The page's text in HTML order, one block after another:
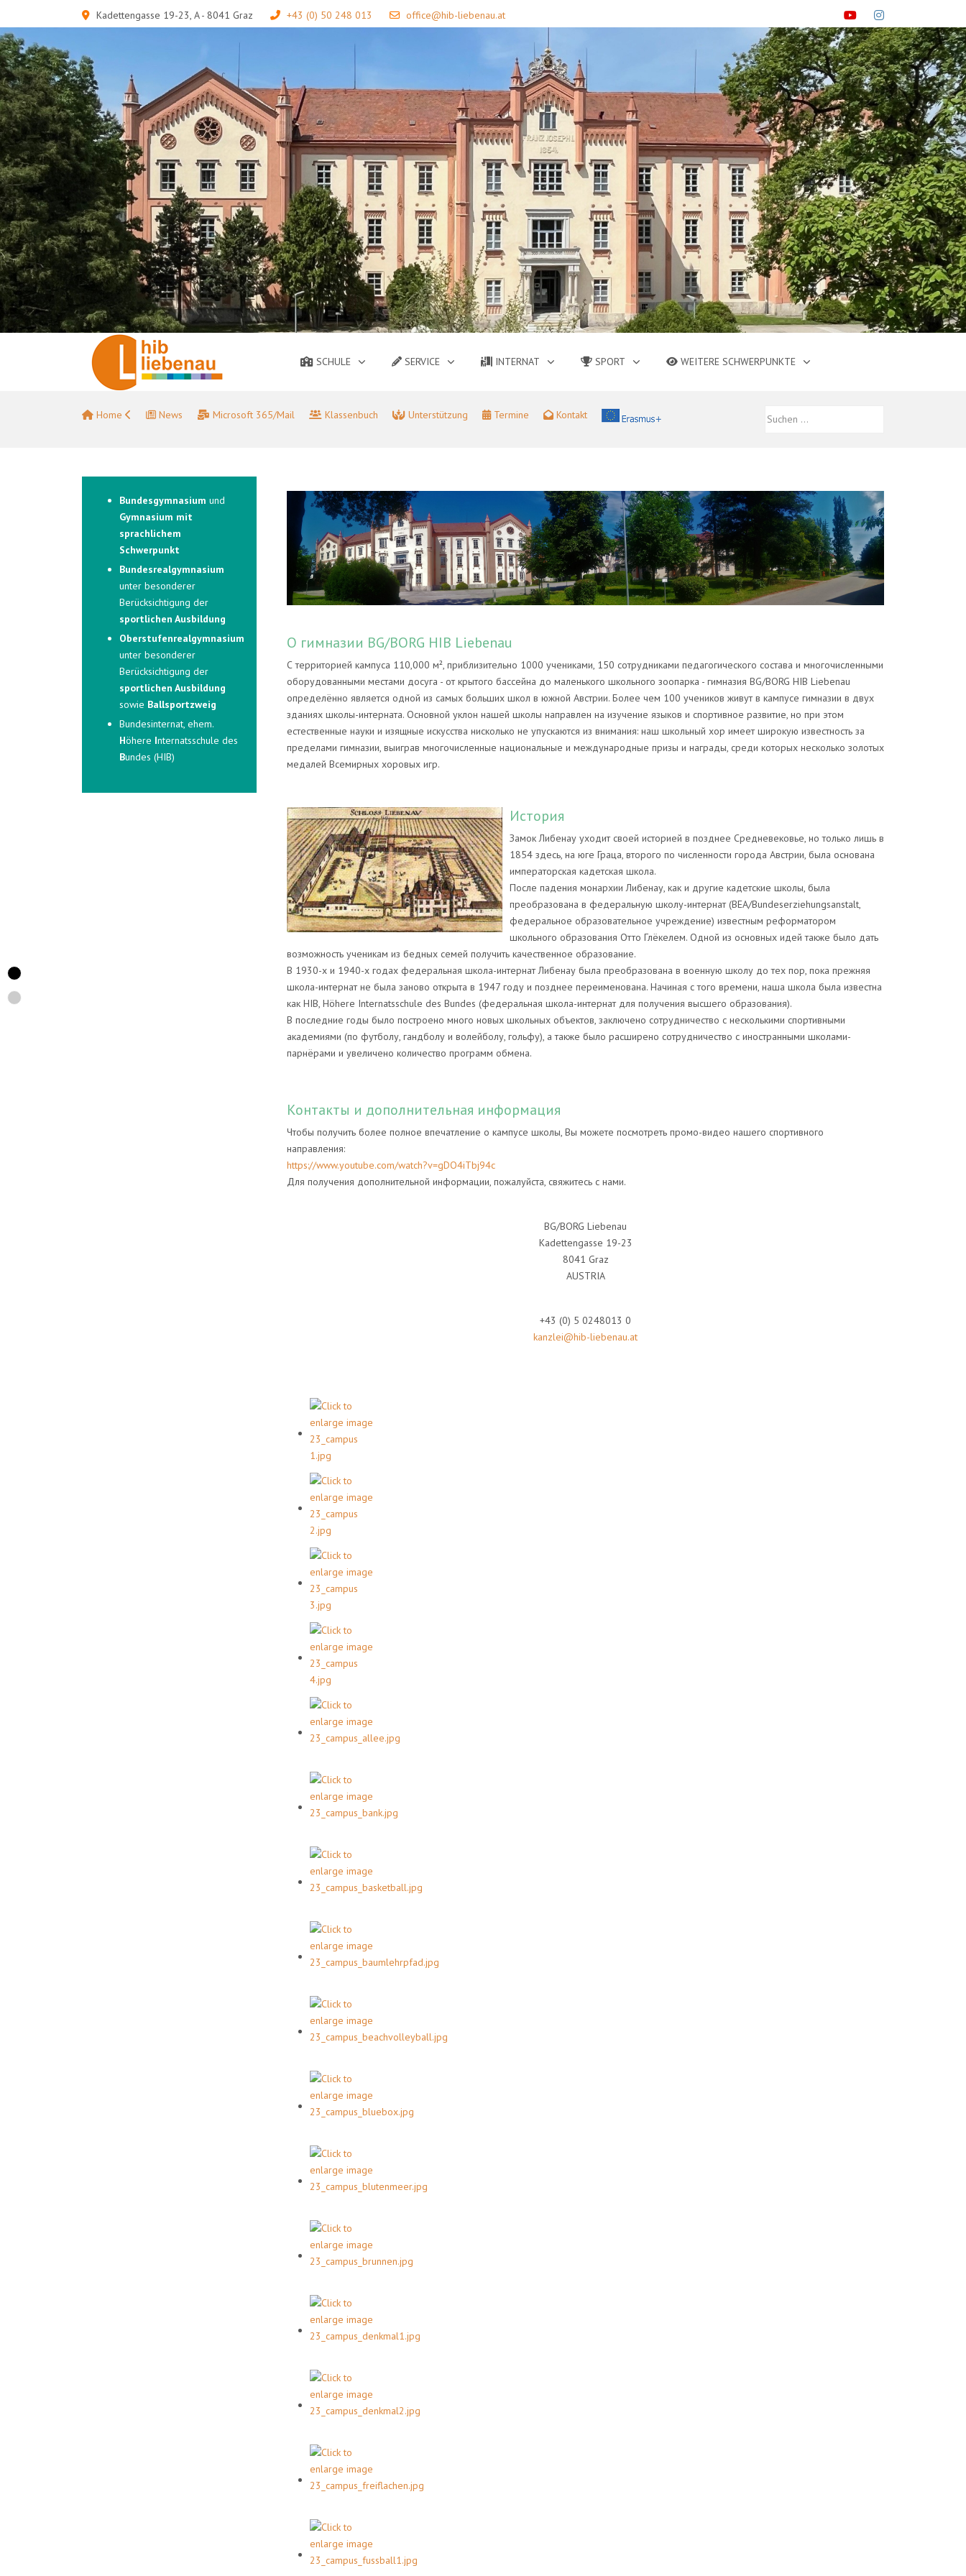
Kadettengasse 19-23, A - 8041 Graz +43 (0) 50 248 013 office@hib-liebenau.at
SCHULE SERVICE INTERNAT SPORT WEITERE SCHWERPUNKTE
Home News Microsoft 365/Mail Klassenbuch Unterstützung Termine Kontakt
Bundesgymnasium und
Gymnasium mit
sprachlichem
Schwerpunkt
Bundesrealgymnasium
unter besonderer
Berücksichtigung der
sportlichen Ausbildung
Oberstufenrealgymnasium
unter besonderer
Berücksichtigung der
sportlichen Ausbildung
sowie Ballsportzweig
Bundesinternat, ehem.
Höhere Internatsschule des
Bundes (HIB)
О гимназии BG/BORG HIB Liebenau
С территорией кампуса 110,000 м², приблизительно 1000 учениками, 150 сотрудниками педагогического состава и многочисленными
оборудованными местами досуга - от крытого бассейна до маленького школьного зоопарка - гимназия BG/BORG HIB Liebenau
определённо является одной из самых больших школ в южной Австрии. Более чем 100 учеников живут в кампусе гимназии в двух
зданиях школы-интерната. Основной уклон нашей школы направлен на изучение языков и спортивное развитие, но при этом
естественные науки и изящные искусства нисколько не упускаются из внимания: наш школьный хор имеет широкую известность за
пределами гимназии, выиграв многочисленные национальные и международные призы и награды, среди которых несколько золотых
медалей Всемирных хоровых игр.
История
Замок Либенау уходит своей историей в позднее Средневековье, но только лишь в
1854 здесь, на юге Граца, второго по численности города Австрии, была основана
императорская кадетская школа.
После падения монархии Либенау, как и другие кадетские школы, была
преобразована в федеральную школу-интернат (BEA/Bundeserziehungsanstalt,
федеральное образовательное учреждение) известным реформатором
школьного образования Отто Глёкелем. Одной из основных идей также было дать
возможность ученикам из бедных семей получить качественное образование.
В 1930-х и 1940-х годах федеральная школа-интернат Либенау была преобразована в военную школу до тех пор, пока прежняя
школа-интернат не была заново открыта в 1947 году и позднее переименована. Начиная с того времени, наша школа была известна
как HIB, Höhere Internatsschule des Bundes (федеральная школа-интернат для получения высшего образования).
В последние годы было построено много новых школьных объектов, заключено сотрудничество с несколькими спортивными
академиями (по футболу, гандболу и волейболу, гольфу), а также было расширено сотрудничество с иностранными школами-
парнёрами и увеличено количество программ обмена.
Контакты и дополнительная информация
Чтобы получить более полное впечатление о кампусе школы, Вы можете посмотреть промо-видео нашего спортивного
направления:
https://www.youtube.com/watch?v=gDO4iTbj94c
Для получения дополнительной информации, пожалуйста, свяжитесь с нами.
BG/BORG Liebenau
Kadettengasse 19-23
8041 Graz
AUSTRIA
+43 (0) 5 0248013 0
kanzlei@hib-liebenau.at